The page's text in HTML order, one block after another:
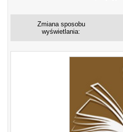
Zmiana sposobu
wyświetlania: